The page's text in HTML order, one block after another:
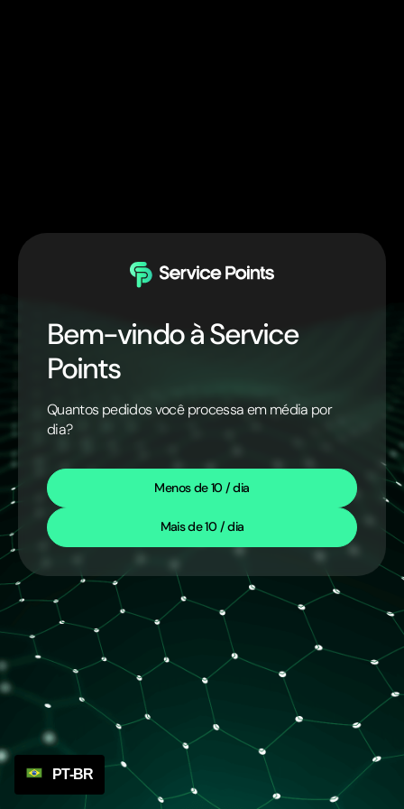
Bem-vindo à Service
Points
Quantos pedidos você processa em média por
dia?
Menos de 10 / dia
Mais de 10 / dia
PT-BR